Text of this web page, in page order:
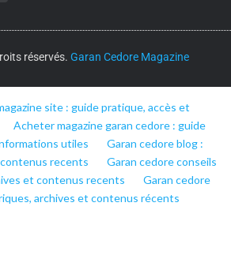
réservés. Garan Cedore Magazine
site : guide pratique, accès et
Acheter magazine garan cedore : guide
utiles
Garan cedore blog :
recents
Garan cedore conseils
et contenus recents
Garan cedore
archives et contenus récents